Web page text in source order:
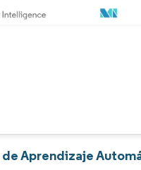
Aprendizaje